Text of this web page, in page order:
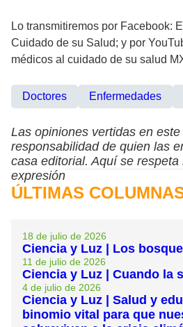
Lo transmitiremos por Facebook:
Cuidado de su Salud; y por
médicos al cuidado de su salud
Doctores Enfermedades
Las opiniones vertidas en
responsabilidad de quien las
casa editorial. Aquí se respeta
expresión
ÚLTIMAS
18 de julio de 2026
Ciencia y Luz | Los
11 de julio de 2026
Ciencia y Luz | Cuando la
4 de julio de 2026
Ciencia y Luz | Salud y
binomio vital para que